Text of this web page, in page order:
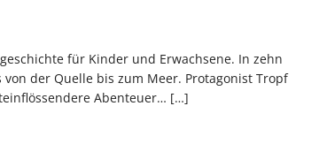
für Kinder und Erwachsene. In zehn
der Quelle bis zum Meer. Protagonist Tropf
Abenteuer… […]